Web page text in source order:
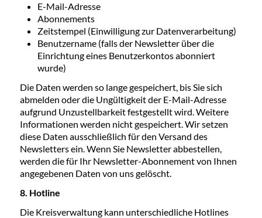
E-Mail-Adresse
Abonnements
Zeitstempel (Einwilligung zur Datenverarbeitung)
Benutzername (falls der Newsletter über die
Einrichtung eines Benutzerkontos abonniert
wurde)
Die Daten werden so lange gespeichert, bis Sie sich
abmelden oder die Ungültigkeit der E-Mail-Adresse
aufgrund Unzustellbarkeit festgestellt wird. Weitere
Informationen werden nicht gespeichert. Wir setzen
diese Daten ausschließlich für den Versand des
Newsletters ein. Wenn Sie Newsletter abbestellen,
werden die für Ihr Newsletter-Abonnement von Ihnen
angegebenen Daten von uns gelöscht.
8. Hotline
Die Kreisverwaltung kann unterschiedliche Hotlines